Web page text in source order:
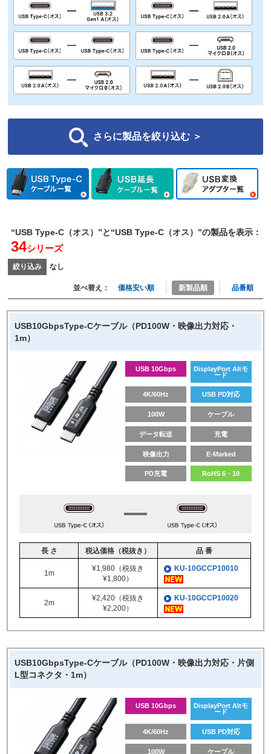
さらに製品を絞り込む ＞
“USB Type-C（オス）”と“USB Type-C（オス）”の製品を表示：
34シリーズ
絞り込み なし
並べ替え： 価格安い順 新製品順 品番順
USB10GbpsType-Cケーブル（PD100W・映像出力対応・
1m）
USB 10Gbps
DisplayPort Altモ
ード
4K/60Hz USB PD対応
100W ケーブル
データ転送 充電
映像出力 E-Marked
PD充電 RoHS 6・10
長 さ 税込価格（税抜き） 品 番
1m
¥1,980（税抜き
¥1,800）
KU-10GCCP10010
2m
¥2,420（税抜き
¥2,200）
KU-10GCCP10020
USB10GbpsType-Cケーブル（PD100W・映像出力対応・片側
L型コネクタ・1m）
USB 10Gbps
DisplayPort Altモ
ード
4K/60Hz USB PD対応
100W ケーブル